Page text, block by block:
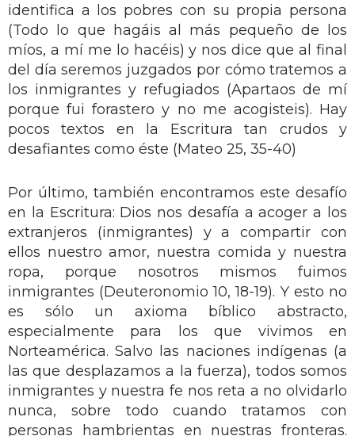
identifica a los pobres con su propia persona
(Todo lo que hagáis al más pequeño de los
míos, a mí me lo hacéis) y nos dice que al final
del día seremos juzgados por cómo tratemos a
los inmigrantes y refugiados (Apartaos de mí
porque fui forastero y no me acogisteis). Hay
pocos textos en la Escritura tan crudos y
desafiantes como éste (Mateo 25, 35-40)
Por último, también encontramos este desafío
en la Escritura: Dios nos desafía a acoger a los
extranjeros (inmigrantes) y a compartir con
ellos nuestro amor, nuestra comida y nuestra
ropa, porque nosotros mismos fuimos
inmigrantes (Deuteronomio 10, 18-19). Y esto no
es sólo un axioma bíblico abstracto,
especialmente para los que vivimos en
Norteamérica. Salvo las naciones indígenas (a
las que desplazamos a la fuerza), todos somos
inmigrantes y nuestra fe nos reta a no olvidarlo
nunca, sobre todo cuando tratamos con
personas hambrientas en nuestras fronteras.